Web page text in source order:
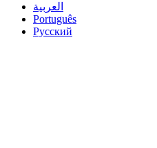
العربية
Português
Pусский